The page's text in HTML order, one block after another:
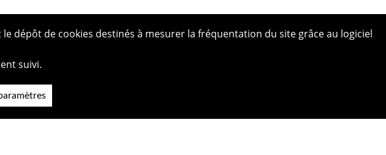
dépôt de cookies destinés à mesurer la fréquentation du site grâce au logiciel
suivi.